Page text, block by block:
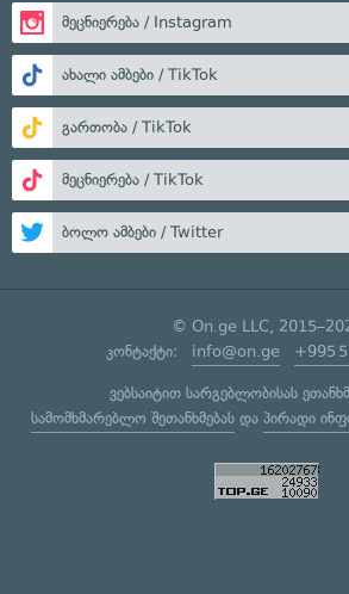
მეცნიერება / Instagram
ახალი ამბები / TikTok
გართობა / TikTok
მეცნიერება / TikTok
ბოლო ამბები / Twitter
© On.ge LLC,
კონტაქტი: info@on.ge +995
ვებსაიტით სარგებლობისას
სამომხმარებლო შეთანხმებასდა პირადი